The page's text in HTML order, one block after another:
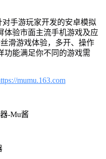
手游玩家开发的安卓模拟
体验市面主流手机游戏及应
滑游戏体验，多开、操作
功能满足你不同的游戏需
mumu.163.com
-Mu酱